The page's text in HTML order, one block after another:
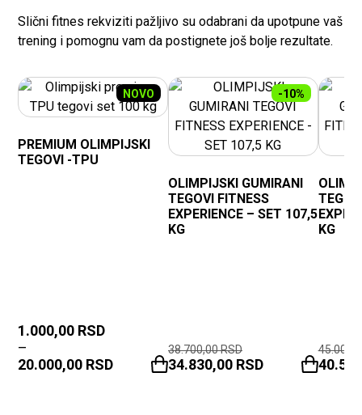
Slični fitnes rekviziti pažljivo su odabrani da upotpune vaš
trening i pomognu vam da postignete još bolje rezultate.
NOVO
PREMIUM OLIMPIJSKI
TEGOVI -TPU
1.000,00 RSD
–
20.000,00 RSD
-10%
OLIMPIJSKI GUMIRANI
TEGOVI FITNESS
EXPERIENCE – SET 107,5
KG
38.700,00RSD
34.830,00 RSD
KG